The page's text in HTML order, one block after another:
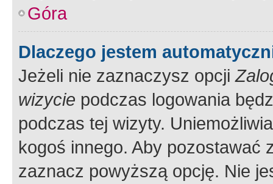
Góra
Dlaczego jestem
Jeżeli nie zaznaczysz opcji
wizycie podczas logowania
podczas tej wizyty.
kogoś innego. Aby pozostawać
zaznacz powyższą opcję. Nie